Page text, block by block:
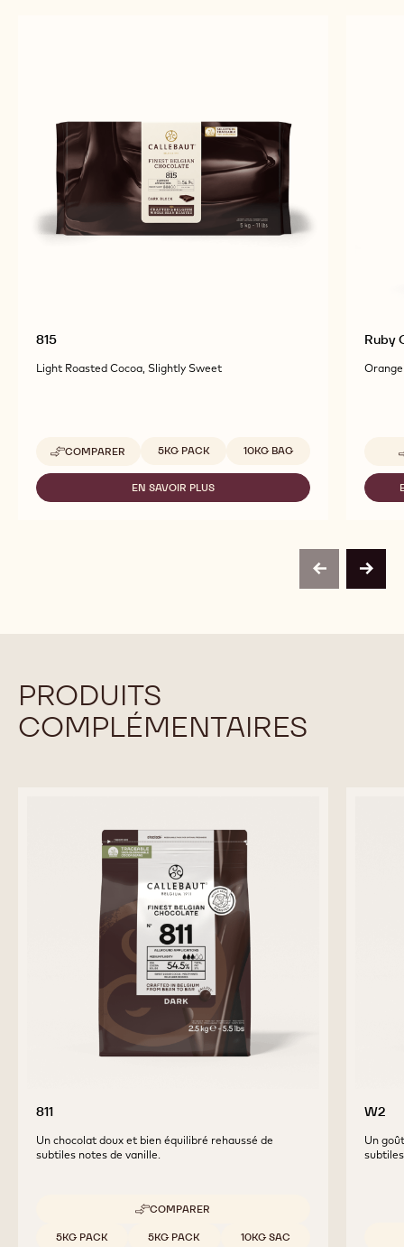
815
Light Roasted Cocoa, Slightly Sweet
COMPARER
-
815
Tailles disponibles
5KG PACK 10KG BAG
EN SAVOIR PLUS
-
Ruby
previousnext
PRODUITS
COMPLÉMENTAIRES
811
Un chocolat doux et bien équilibré rehaussé de
subtiles notes de vanille.
COMPARER
-
Tailles disponibles
5KG PACK 5KG PACK 10KG SAC
W2
Un